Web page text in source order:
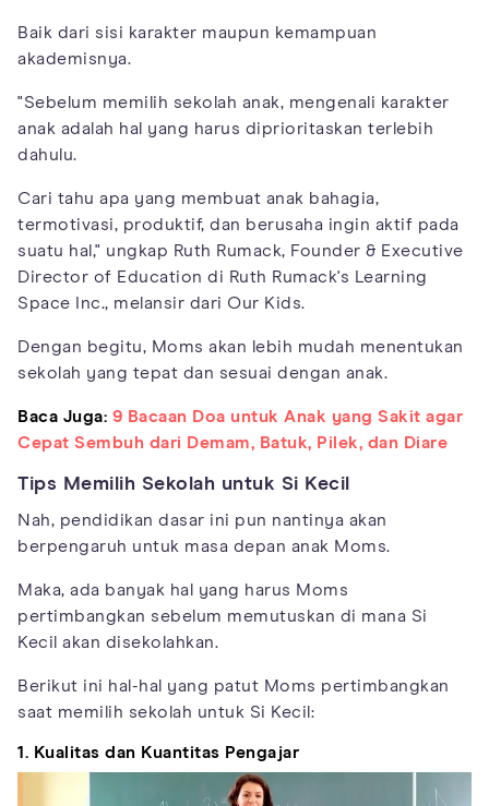
Baik dari sisi karakter maupun kemampuan
akademisnya.
"Sebelum memilih sekolah anak, mengenali karakter
anak adalah hal yang harus diprioritaskan terlebih
dahulu.
Cari tahu apa yang membuat anak bahagia,
termotivasi, produktif, dan berusaha ingin aktif pada
suatu hal," ungkap Ruth Rumack, Founder & Executive
Director of Education di Ruth Rumack's Learning
Space Inc., melansir dari Our Kids.
Dengan begitu, Moms akan lebih mudah menentukan
sekolah yang tepat dan sesuai dengan anak.
Baca Juga: 9 Bacaan Doa untuk Anak yang Sakit agar
Cepat Sembuh dari Demam, Batuk, Pilek, dan Diare
Tips Memilih Sekolah untuk Si Kecil
Nah, pendidikan dasar ini pun nantinya akan
berpengaruh untuk masa depan anak Moms.
Maka, ada banyak hal yang harus Moms
pertimbangkan sebelum memutuskan di mana Si
Kecil akan disekolahkan.
Berikut ini hal-hal yang patut Moms pertimbangkan
saat memilih sekolah untuk Si Kecil:
1. Kualitas dan Kuantitas Pengajar